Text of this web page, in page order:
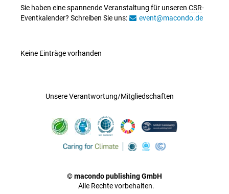
Sie haben eine spannende Veranstaltung für unseren CSR-
Eventkalender? Schreiben Sie uns:
event@macondo.de
Keine Einträge vorhanden
Unsere Verantwortung/Mitgliedschaften
© macondo publishing GmbH
Alle Rechte vorbehalten.